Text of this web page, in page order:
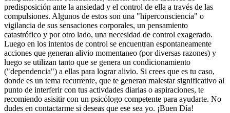
predisposición ante la ansiedad y el control de ella a través de las
compulsiones. Algunos de estos son una "hiperconsciencia" o
vigilancia de sus sensaciones corporales, un pensamiento
catastrófico y por otro lado, una necesidad de control exagerado.
Luego en los intentos de control se encuentran espontaneamente
acciones que generan alivio momentaneo (por diversas razones) y
luego se utilizan tanto que se genera un condicionamiento
("dependencia") a ellas para lograr alivio. Si crees que es tu caso,
donde es un tema recurrente, que te generan malestar significativo al
punto de interferir con tus activdades diarias o aspiraciones, te
recomiendo asisitir con un psicólogo competente para ayudarte. No
dudes en contactarme si deseas que ese sea yo. ¡Buen Día!